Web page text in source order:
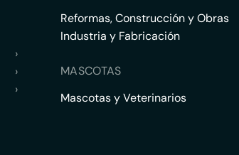
›
›
›
Reformas, Construcción y Obras
Industria y Fabricación
MASCOTAS
Mascotas y Veterinarios